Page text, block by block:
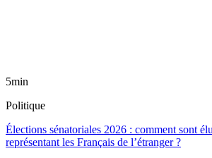
5min
Politique
Élections sénatoriales 2026 : comment sont
représentant les Français de l’étranger ?